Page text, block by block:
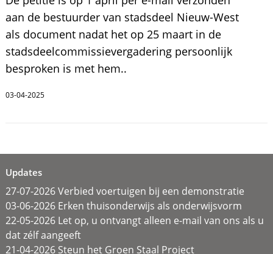
aan de bestuurder van stadsdeel Nieuw-West
als document nadat het op 25 maart in de
stadsdeelcommissievergadering persoonlijk
besproken is met hem..
03-04-2025
Updates
27-07-2026 Verbied voertuigen bij een demonstratie
03-06-2026 Erken thuisonderwijs als onderwijsvorm
22-05-2026 Let op, u ontvangt alleen e-mail van ons als u
dat zélf aangeeft
21-04-2026 Steun het Groen Staal Project